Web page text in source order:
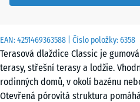
EAN:4251469363588 | Číslo položky:6358
Terasová dlaždice Classic je
terasy, střešní terasy a lodžie.
rodinných domů, v okolí bazénu
Otevřená pórovitá struktura
Terakota
Tmavě
šedá
50
x
50
x 3